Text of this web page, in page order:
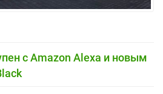
с Amazon Alexa и новым